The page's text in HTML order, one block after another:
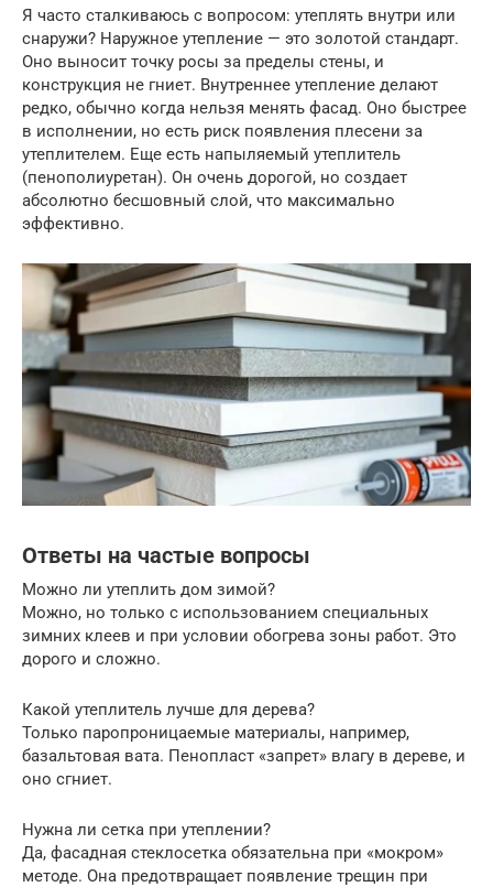
Я часто сталкиваюсь с вопросом: утеплять внутри или
снаружи? Наружное утепление — это золотой стандарт.
Оно выносит точку росы за пределы стены, и
конструкция не гниет. Внутреннее утепление делают
редко, обычно когда нельзя менять фасад. Оно быстрее
в исполнении, но есть риск появления плесени за
утеплителем. Еще есть напыляемый утеплитель
(пенополиуретан). Он очень дорогой, но создает
абсолютно бесшовный слой, что максимально
эффективно.
Ответы на частые вопросы
Можно ли утеплить дом зимой?
Можно, но только с использованием специальных
зимних клеев и при условии обогрева зоны работ. Это
дорого и сложно.
Какой утеплитель лучше для дерева?
Только паропроницаемые материалы, например,
базальтовая вата. Пенопласт «запрет» влагу в дереве, и
оно сгниет.
Нужна ли сетка при утеплении?
Да, фасадная стеклосетка обязательна при «мокром»
методе. Она предотвращает появление трещин при